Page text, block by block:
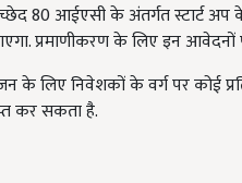
80 आईएसी के अंतर्गत स्टार्ट
प्रमाणीकरण के लिए इन आवेदनों
के लिए निवेशकों के वर्ग पर कोई
कर सकता है.